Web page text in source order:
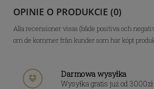
OPINIE O PRODUKCIE (0)
Alla recensioner visas (både positiva och
om de kommer från kunder som har köpt
Darmowa wysyłka
Wysyłka gratis już od 3000zł